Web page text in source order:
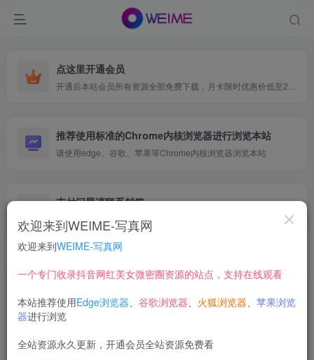
点这里开通会员
推荐使用标准的Chrome内核浏览器进行浏览本站
请使用edge、谷歌、苹果等Chrome内核浏览器浏览本站
支付问题请联系邮箱
遇到支付问题请联系网页底部邮箱或者微信支付留言
weime
欢迎来到WEIME-写真网
欢迎来到WEIME-写真网
一个专门收录抖音网红美女微密圈资源的站点，支持在线观看
本站推荐使用Edge浏览器、 谷歌浏览器、 火狐浏览器、 苹果浏览
器进行浏览
全站资源永久更新，开通会员全站资源免费看